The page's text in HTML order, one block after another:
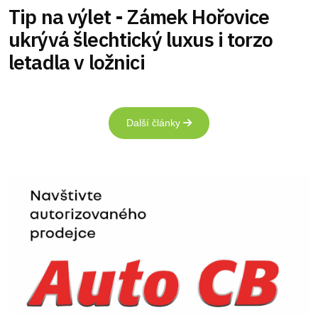
Tip na výlet - Zámek Hořovice
ukrývá šlechtický luxus i torzo
letadla v ložnici
Další články